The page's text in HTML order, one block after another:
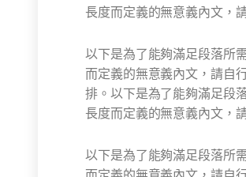
長度而定義的無意義內文，
以下是為了能夠滿足段落所
而定義的無意義內文，請自
排。 以下是為了能夠滿足段
長度而定義的無意義內文，
以下是為了能夠滿足段落所